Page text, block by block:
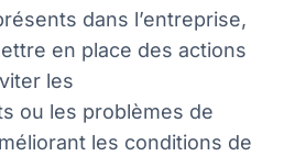
dans l’entreprise,
en place des actions
les
ou les problèmes de
les conditions de